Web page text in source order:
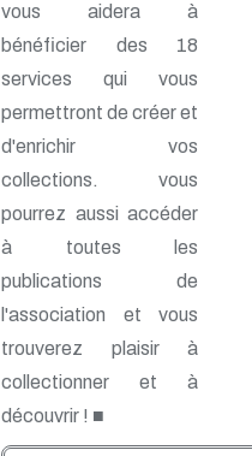
vous aidera à
bénéficier des 18
services qui vous
permettront de créer et
d'enrichir vos
collections. vous
pourrez aussi accéder
à toutes les
publications de
l'association et vous
trouverez plaisir à
collectionner et à
découvrir ! ■